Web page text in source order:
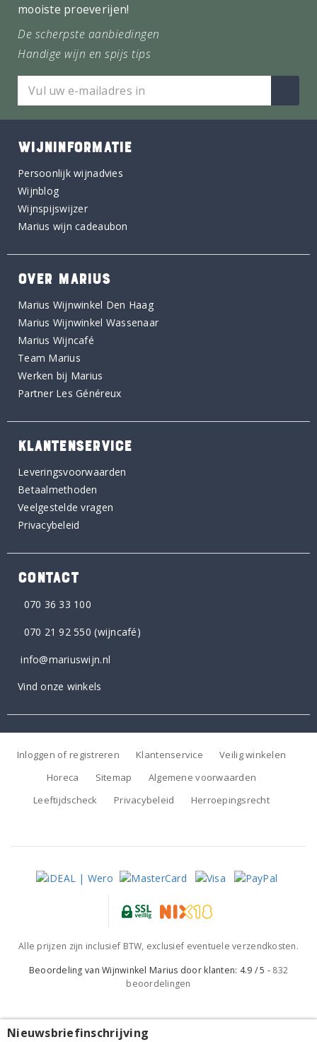
mooiste proeverijen!
De scherpste aanbiedingen
Handige wijn en spijs tips
WIJNINFORMATIE
Persoonlijk wijnadvies
Wijnblog
Wijnspijswijzer
Marius wijn cadeaubon
OVER MARIUS
Marius Wijnwinkel Den Haag
Marius Wijnwinkel Wassenaar
Marius Wijncafé
Team Marius
Werken bij Marius
Partner Les Généreux
KLANTENSERVICE
Leveringsvoorwaarden
Betaalmethoden
Veelgestelde vragen
Privacybeleid
CONTACT
070 36 33 100
070 21 92 550 (wijncafé)
info@mariuswijn.nl
Vind onze winkels
Inloggen of registreren Klantenservice
Veilig winkelen
Horeca
Sitemap
Algemene voorwaarden
Leeftijdscheck
Privacybeleid Herroepingsrecht
Alle prijzen zijn inclusief BTW, exclusief eventuele verzendkosten.
Beoordeling vanWijnwinkel Marius door klanten: 4.9 /5 - 832
beoordelingen
Nieuwsbriefinschrijving